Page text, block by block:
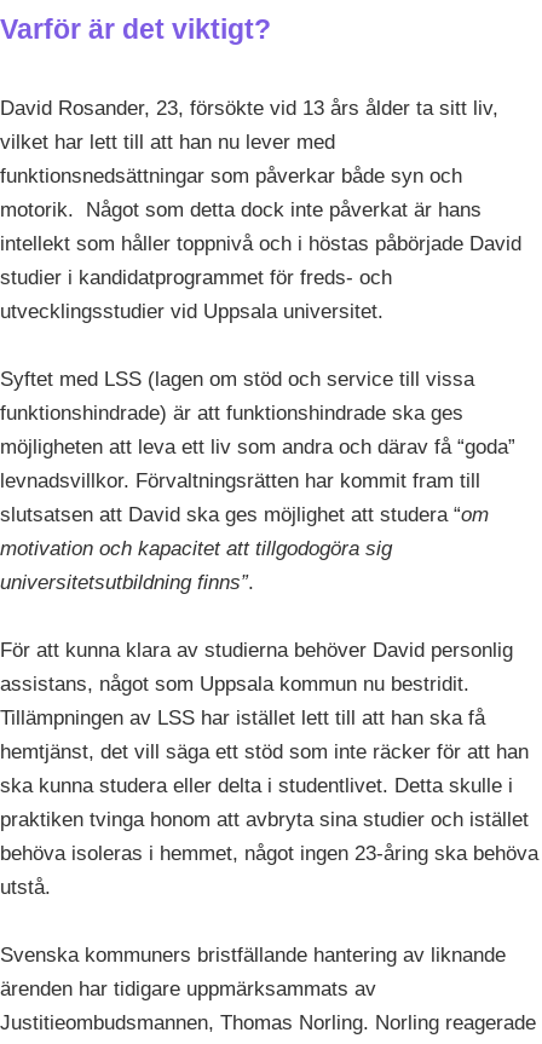
Varför är det viktigt?
David Rosander, 23, försökte vid 13 års ålder ta sitt liv,
vilket har lett till att han nu lever med
funktionsnedsättningar som påverkar både syn och
motorik. Något som detta dock inte påverkat är hans
intellekt som håller toppnivå och i höstas påbörjade David
studier i kandidatprogrammet för freds- och
utvecklingsstudier vid Uppsala universitet.
Syftet med LSS (lagen om stöd och service till vissa
funktionshindrade) är att funktionshindrade ska ges
möjligheten att leva ett liv som andra och därav få “goda”
levnadsvillkor. Förvaltningsrätten har kommit fram till
slutsatsen att David ska ges möjlighet att studera “om
motivation och kapacitet att tillgodogöra sig
universitetsutbildning finns”.
För att kunna klara av studierna behöver David personlig
assistans, något som Uppsala kommun nu bestridit.
Tillämpningen av LSS har istället lett till att han ska få
hemtjänst, det vill säga ett stöd som inte räcker för att han
ska kunna studera eller delta i studentlivet. Detta skulle i
praktiken tvinga honom att avbryta sina studier och istället
behöva isoleras i hemmet, något ingen 23-åring ska behöva
utstå.
Svenska kommuners bristfällande hantering av liknande
ärenden har tidigare uppmärksammats av
Justitieombudsmannen, Thomas Norling. Norling reagerade